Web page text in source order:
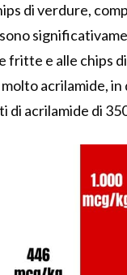
di verdure,
fritte e alle chips
acrilamide,
acrilamide di